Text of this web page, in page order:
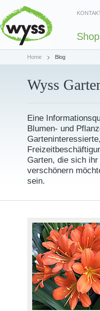
Home Blog
Wyss
Eine
Blumen- und
Garten, die sich
verschönern
sein.